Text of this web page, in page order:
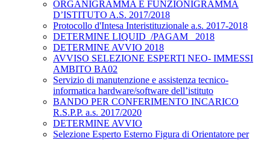
ORGANIGRAMMA E FUNZIONIGRAMMA
D’ISTITUTO A.S. 2017/2018
Protocollo d'Intesa Interistituzionale a.s. 2017-2018
DETERMINE LIQUID_/PAGAM_ 2018
DETERMINE AVVIO 2018
AVVISO SELEZIONE ESPERTI NEO- IMMESSI
AMBITO BA02
Servizio di manutenzione e assistenza tecnico-
informatica hardware/software dell’istituto
BANDO PER CONFERIMENTO INCARICO
R.S.P.P. a.s. 2017/2020
DETERMINE AVVIO
Selezione Esperto Esterno Figura di Orientatore per